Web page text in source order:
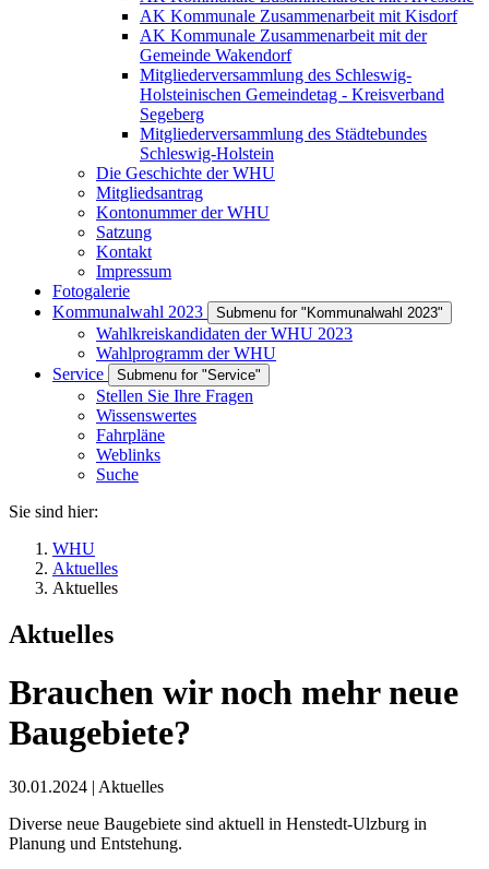
AK Kommunale Zusammenarbeit mit Kisdorf
AK Kommunale Zusammenarbeit mit der
Gemeinde Wakendorf
Mitgliederversammlung des Schleswig-
Holsteinischen Gemeindetag - Kreisverband
Segeberg
Mitgliederversammlung des Städtebundes
Schleswig-Holstein
Die Geschichte der WHU
Mitgliedsantrag
Kontonummer der WHU
Satzung
Kontakt
Impressum
Fotogalerie
Kommunalwahl 2023
Submenu for "Kommunalwahl 2023"
Wahlkreiskandidaten der WHU 2023
Wahlprogramm der WHU
Service
Submenu for "Service"
Stellen Sie Ihre Fragen
Wissenswertes
Fahrpläne
Weblinks
Suche
Sie sind hier:
WHU
Aktuelles
Aktuelles
Aktuelles
Brauchen wir noch mehr neue
Baugebiete?
30.01.2024 | Aktuelles
Diverse neue Baugebiete sind aktuell in Henstedt-Ulzburg in
Planung und Entstehung.